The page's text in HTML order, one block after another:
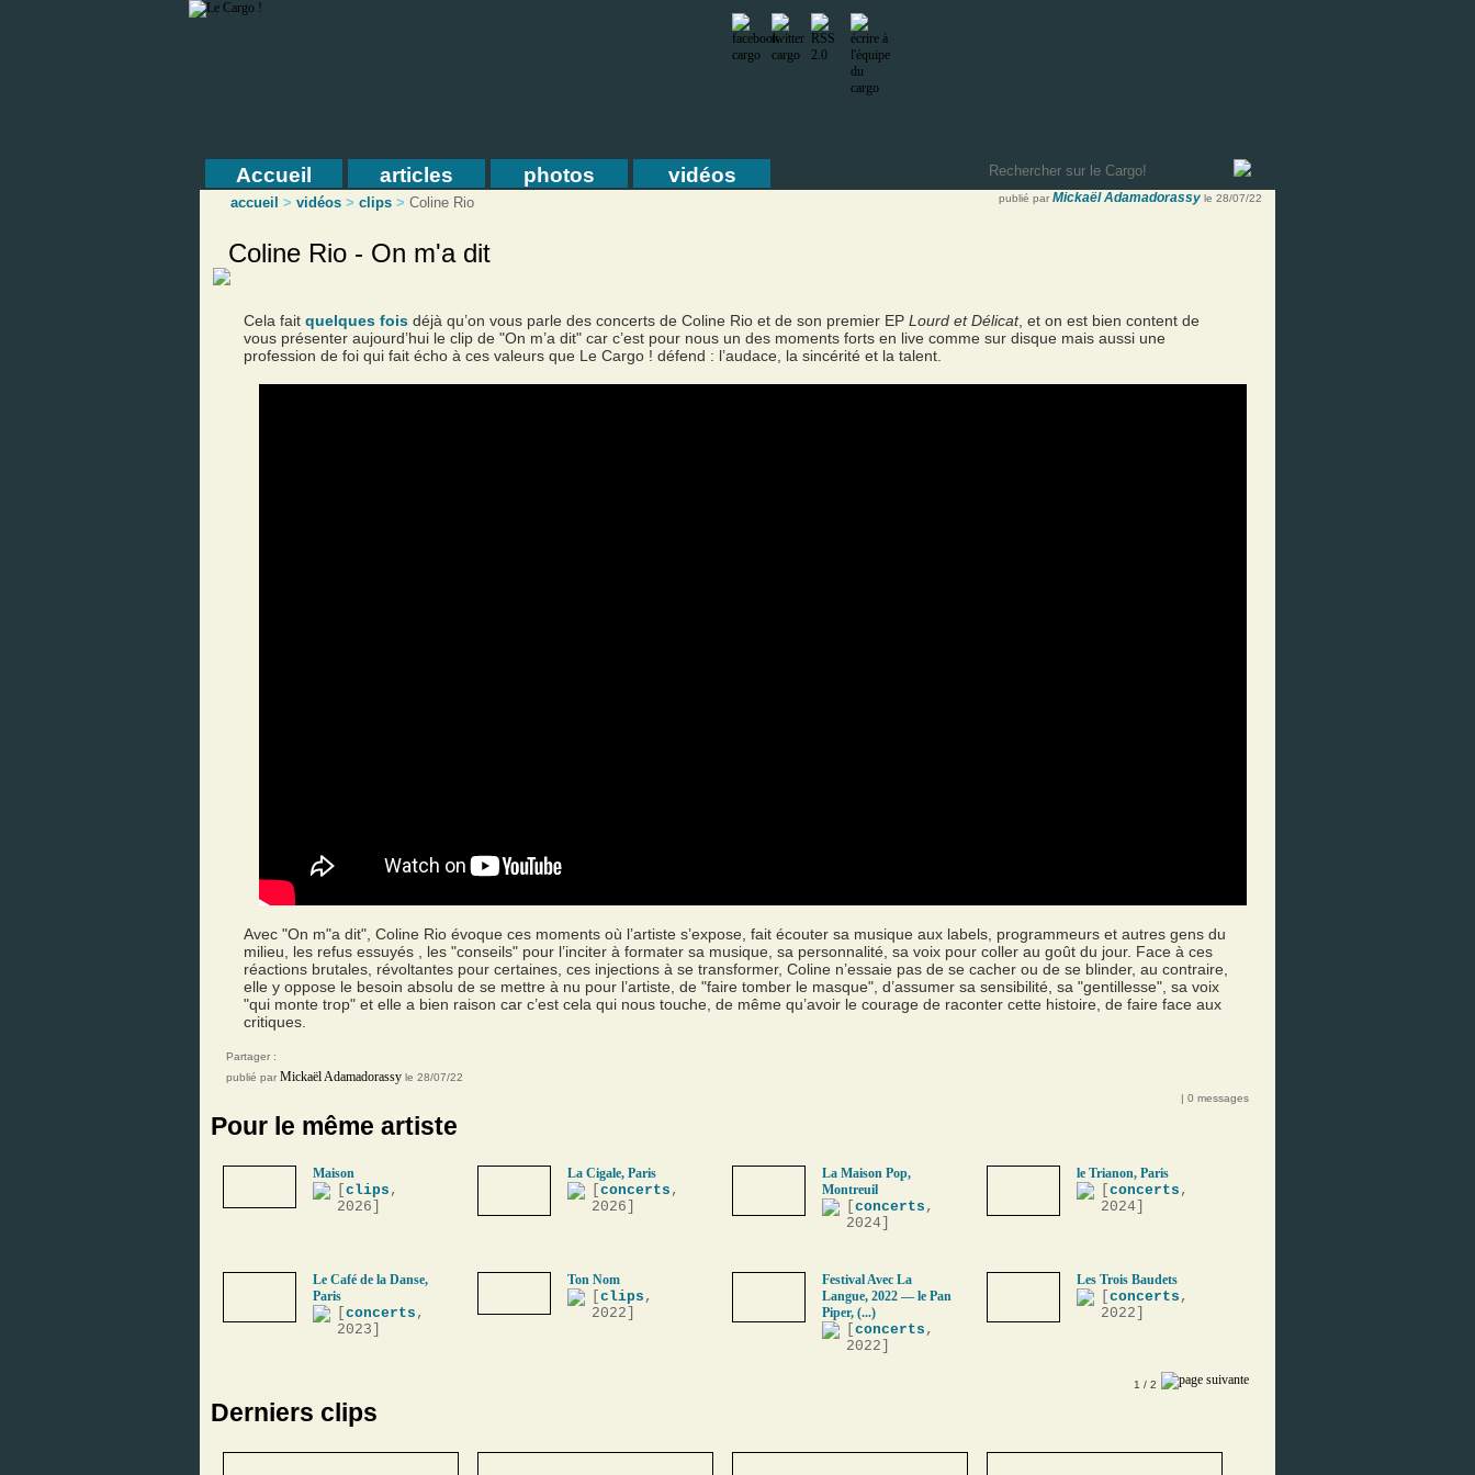
Accueil articles photos vidéos
accueil > vidéos > clips > Coline Rio publié par Mickaël Adamadorassy le 28/07/22
Coline Rio - On m'a dit
Cela fait quelques fois déjà qu’on vous parle des concerts de Coline Rio et de son premier EP Lourd et Délicat, et on est bien content de
vous présenter aujourd’hui le clip de "On m’a dit" car c’est pour nous un des moments forts en live comme sur disque mais aussi une
profession de foi qui fait écho à ces valeurs que Le Cargo ! défend : l’audace, la sincérité et la talent.
Avec "On m"a dit", Coline Rio évoque ces moments où l’artiste s’expose, fait écouter sa musique aux labels, programmeurs et autres gens du
milieu, les refus essuyés , les "conseils" pour l’inciter à formater sa musique, sa personnalité, sa voix pour coller au goût du jour. Face à ces
réactions brutales, révoltantes pour certaines, ces injections à se transformer, Coline n’essaie pas de se cacher ou de se blinder, au contraire,
elle y oppose le besoin absolu de se mettre à nu pour l’artiste, de "faire tomber le masque", d’assumer sa sensibilité, sa "gentillesse", sa voix
"qui monte trop" et elle a bien raison car c’est cela qui nous touche, de même qu’avoir le courage de raconter cette histoire, de faire face aux
critiques.
Partager :
publié par Mickaël Adamadorassy le 28/07/22
| 0 messages
Pour le même artiste
Maison
[clips ,
2026]
La Cigale, Paris
[concerts ,
2026]
La Maison Pop,
Montreuil
[concerts ,
2024]
le Trianon, Paris
[concerts ,
2024]
Le Café de la Danse,
Paris
[concerts ,
2023]
Ton Nom
[clips ,
2022]
Festival Avec La
Langue, 2022 — le Pan
Piper, (...)
[concerts ,
2022]
Les Trois Baudets
[concerts ,
2022]
1 / 2
Derniers clips